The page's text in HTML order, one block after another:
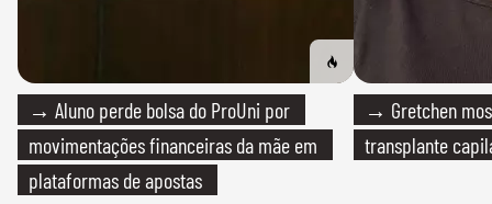
→ Aluno perde bolsa do ProUni por
movimentações financeiras da mãe em
plataformas de apostas
→ Gretchen
transplante